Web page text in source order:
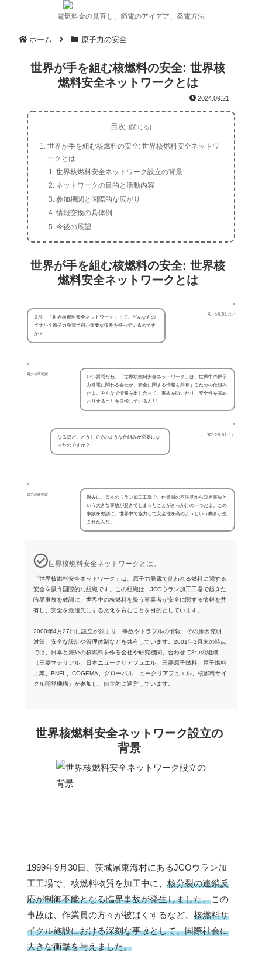
電気料金の見直し、節電のアイデア、発電方法
ホーム 原子力の安全
世界が手を組む核燃料の安全: 世界核
燃料安全ネットワークとは
2024.09.21
目次
世界が手を組む核燃料の安全: 世界核燃料安全ネットワ
ークとは
世界核燃料安全ネットワーク設立の背景
ネットワークの目的と活動内容
参加機関と国際的な広がり
情報交換の具体例
今後の展望
世界が手を組む核燃料の安全: 世界核
燃料安全ネットワークとは
電力を見直したい
先生、「世界核燃料安全ネットワーク」って、どんなもの
ですか？原子力発電で何か重要な役割を持っているのです
か？
電力の研究家
いい質問だね。「世界核燃料安全ネットワーク」は、世界中の原子
力発電に関わる会社が、安全に関する情報を共有するための仕組み
だよ。みんなで情報を出し合って、事故を防いだり、安全性を高め
たりすることを目指しているんだ。
電力を見直したい
なるほど。どうしてそのような仕組みが必要にな
ったのですか？
電力の研究家
過去に、日本のウラン加工工場で、作業員の不注意から臨界事故と
いう大きな事故が起きてしまったことがきっかけの一つだよ。この
事故を教訓に、世界中で協力して安全性を高めようという動きが生
まれたんだ。
世界核燃料安全ネットワークとは。
「世界核燃料安全ネットワーク」は、原子力発電で使われる燃料に関する
安全を扱う国際的な組織です。この組織は、JCOウラン加工工場で起きた
臨界事故を教訓に、世界中の核燃料を扱う事業者が安全に関する情報を共
有し、安全を最優先にする文化を育むことを目的としています。
2000年4月27日に設立が決まり、事故やトラブルの情報、その原因究明、
対策、安全な設計や管理体制などを共有しています。2001年3月末の時点
では、日本と海外の核燃料を作る会社や研究機関、合わせて8つの組織
（三菱マテリアル、日本ニュークリアフュエル、三菱原子燃料、原子燃料
工業、BNFL、COGEMA、グローバルニュークリアフュエル、核燃料サイ
クル開発機構）が参加し、自主的に運営しています。
世界核燃料安全ネットワーク設立の
背景
1999年9月30日、茨城県東海村にあるJCOウラン加
工工場で、核燃料物質を加工中に、 核分裂の連鎖反
応が制御不能となる臨界事故が発生しました。この
事故は、作業員の方々が被ばくするなど、 核燃料サ
イクル施設における深刻な事故として、国際社会に
大きな衝撃を与えました。